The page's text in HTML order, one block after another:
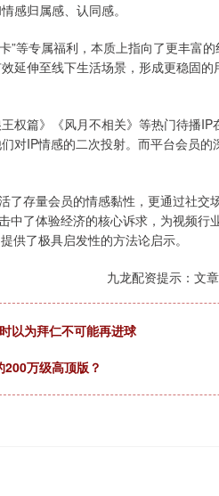
感归属感、认同感。
等专属福利，本质上指向了更丰富
延伸至线下生活场景，形成更稳固
篇》《风月不相关》等热门待播IP
对IP情感的二次投射。而平台会员
存量会员的情感黏性，更通过社交
了体验经济的核心诉求，为视频行
供了极具启发性的方法论启示。
九龙配资提示：文
以为拜仁不可能再进球
万级高顶版？